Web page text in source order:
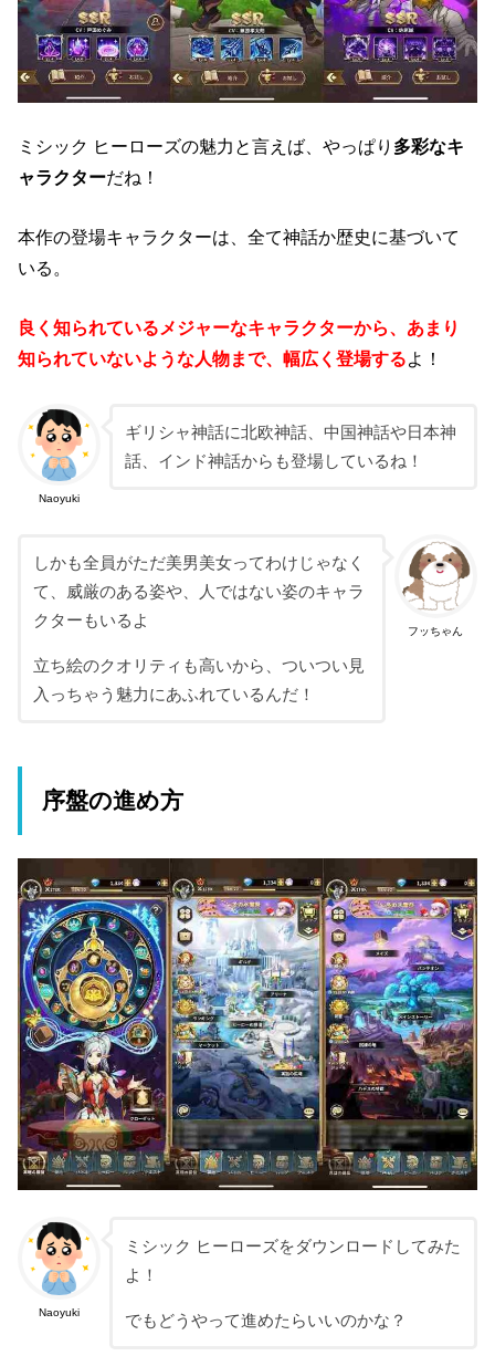
ミシック ヒーローズの魅力と言えば、やっぱり 多彩なキ
ャラクターだね！
本作の登場キャラクターは、全て神話か歴史に基づいて
いる。
良く知られているメジャーなキャラクターから、あまり
知られていないような人物まで、幅広く登場するよ！
Naoyuki
ギリシャ神話に北欧神話、中国神話や日本神
話、インド神話からも登場しているね！
フッちゃん
しかも全員がただ美男美女ってわけじゃなく
て、威厳のある姿や、人ではない姿のキャラ
クターもいるよ
立ち絵のクオリティも高いから、ついつい見
入っちゃう魅力にあふれているんだ！
序盤の進め方
Naoyuki
ミシック ヒーローズをダウンロードしてみた
よ！
でもどうやって進めたらいいのかな？